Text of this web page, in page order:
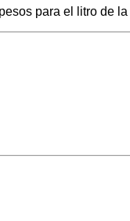
para el litro de